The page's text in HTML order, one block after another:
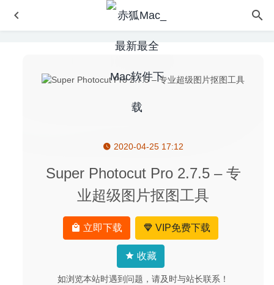
2020-04-25 17:12
Super Photocut Pro 2.7.5 – 专
业超级图片抠图工具
立即下载 VIP免费下载
收藏
如浏览本站时遇到问题，请及时与站长联系！
EagleFiler 1.8.13 – 文件整理工具 2020-04-16
Grids 6.1.1 中文版-Instagram可发布故事的桌面客户端
Scudo 3.0.4 – 非常优秀的Mac防火墙软件 2025-09-07
PatterNodes 2.3.0 – 创建矢量图/插画/动画制作工具
Money Pro 2.5.12 中文版-非常出色的个人理财软件